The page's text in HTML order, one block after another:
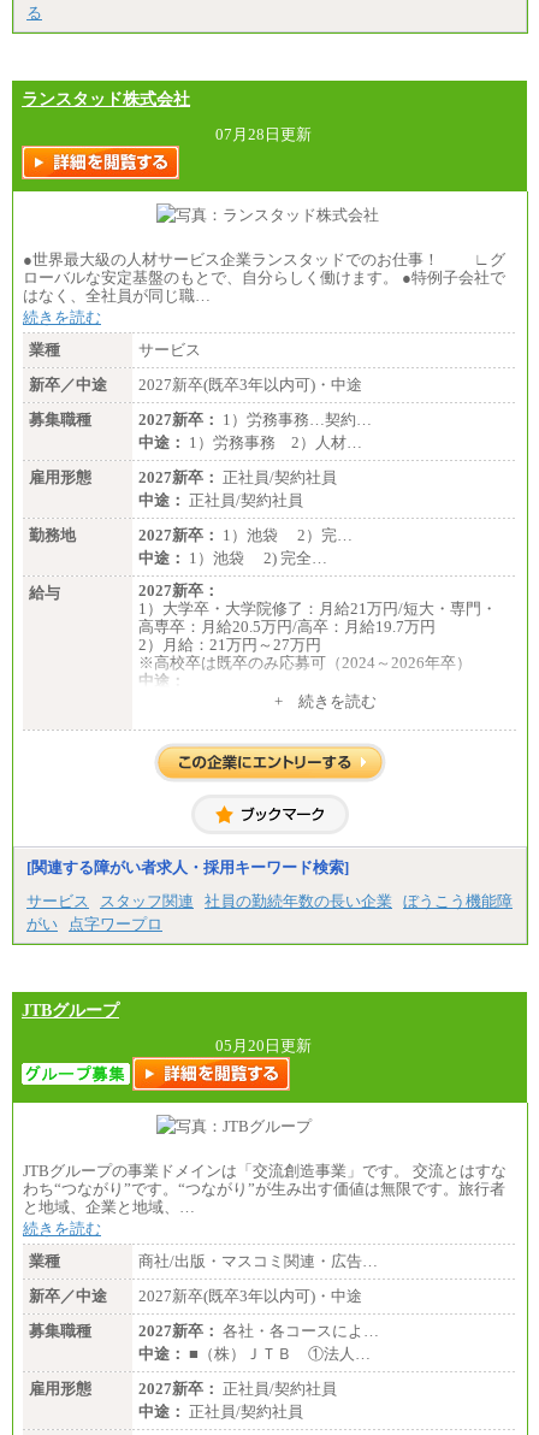
る
ランスタッド株式会社
07月28日更新
●世界最大級の人材サービス企業ランスタッドでのお仕事！ ∟グ
ローバルな安定基盤のもとで、自分らしく働けます。 ●特例子会社で
はなく、全社員が同じ職…
続きを読む
業種
サービス
新卒／中途
2027新卒(既卒3年以内可)・中途
募集職種
2027新卒： 1）労務事務…契約…
中途： 1）労務事務 2）人材…
雇用形態
2027新卒： 正社員/契約社員
中途： 正社員/契約社員
勤務地
2027新卒： 1）池袋 2）完…
中途： 1）池袋 2) 完全…
給与
2027新卒：
1）大学卒・大学院修了：月給21万円/短大・専門・
高専卒：月給20.5万円/高卒：月給19.7万円
2）月給：21万円～27万円
※高校卒は既卒のみ応募可（2024～2026年卒）
中途：
1）月給：21万円～25万円+ 続きを読む
[関連する障がい者求人・採用キーワード検索]
サービス
スタッフ関連 社員の勤続年数の長い企業
ぼうこう機能障
がい
点字ワープロ
JTBグループ
05月20日更新
JTBグループの事業ドメインは「交流創造事業」です。 交流とはすな
わち“つながり”です。“つながり”が生み出す価値は無限です。旅行者
と地域、企業と地域、…
続きを読む
業種
商社/出版・マスコミ関連・広告…
新卒／中途
2027新卒(既卒3年以内可)・中途
募集職種
2027新卒： 各社・各コースによ…
中途： ■（株）ＪＴＢ ①法人…
雇用形態
2027新卒： 正社員/契約社員
中途： 正社員/契約社員